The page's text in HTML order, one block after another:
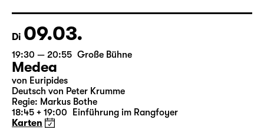
18:45 + 19:00 Einführung im Rangfoyer
Karten
Di 09.03.
19:30 — 20:55 Große Bühne
Medea
von Euripides